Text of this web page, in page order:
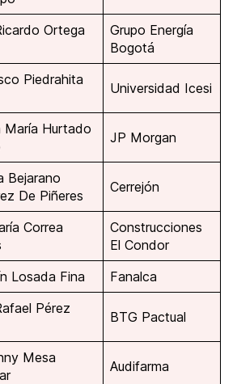
Ortega
Grupo Energía
Bogotá
Piedrahita
Universidad Icesi
María Hurtado
JP Morgan
Bejarano
De Piñeres
Cerrejón
Correa
Construcciones
El Condor
Losada Fina Fanalca
Pérez
BTG Pactual
Mesa
Audifarma